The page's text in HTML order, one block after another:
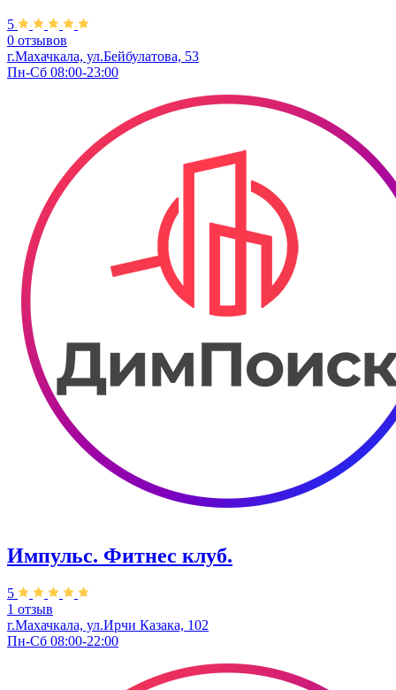
5
0 отзывов
г.Махачкала, ул.Бейбулатова, 53
Пн-Сб 08:00-23:00
Импульс. Фитнес клуб.
5
1 отзыв
г.Махачкала, ул.Ирчи Казака, 102
Пн-Сб 08:00-22:00